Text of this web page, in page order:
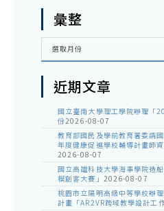
彙整
彙
選取月份
近期文章
國立臺南大學理工學院辦理「
份2026-08-07
教育部國民及學前教育署委請
年度健康促進學校輔導計畫師
2026-08-07
國立高雄科技大學海事學院造
模創客大賽」 2026-08-07
桃園市立陽明高級中等學校辦
計畫「AR2VR跨域教學設計工作